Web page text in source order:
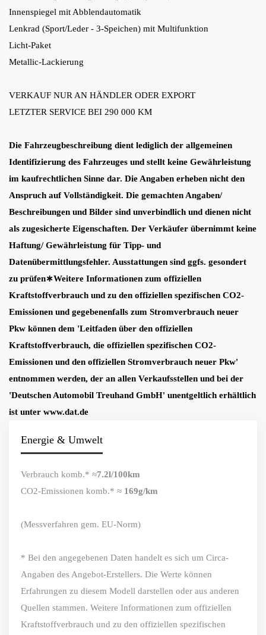
Innenspiegel mit Abblendautomatik
Lenkrad (Sport/Leder - 3-Speichen) mit Multifunktion
Licht-Paket
Metallic-Lackierung
VERKAUF NUR AN HÄNDLER ODER EXPORT
LETZTER SERVICE BEI 290 000 KM
Die Fahrzeugbeschreibung dient lediglich der allgemeinen
Identifizierung des Fahrzeuges und stellt keine Gewährleistung
im kaufrechtlichen Sinne dar. Die Angaben erheben nicht den
Anspruch auf Vollständigkeit. Die gemachten Angaben/
Beschreibungen und Bilder sind unverbindlich und dienen nicht
als zugesicherte Eigenschaften. Der Verkäufer übernimmt keine
Haftung/ Gewährleistung für Tipp- und
Datenübermittlungsfehler. Ausstattungen sind ggfs. gesondert
zu prüfen∗Weitere Informationen zum offiziellen
Kraftstoffverbrauch und zu den offiziellen spezifischen CO2-
Emissionen und gegebenenfalls zum Stromverbrauch neuer
Pkw können dem 'Leitfaden über den offiziellen
Kraftstoffverbrauch, die offiziellen spezifischen CO2-
Emissionen und den offiziellen Stromverbrauch neuer Pkw'
entnommen werden, der an allen Verkaufsstellen und bei der
'Deutschen Automobil Treuhand GmbH' unentgeltlich erhältlich
ist unter www.dat.de
Energie & Umwelt
Verbrauch komb.* ≈7.2l/100km
CO2-Emissionen komb.* ≈ 169g/km
(Messverfahren gem. EU-Norm)
* Bei den angegebenen Daten handelt es sich um Circa-
Angaben des Angebot-Erstellers. Die Werte können
Erfahrungen zu diesem Modell darstellen oder aus anderen
Quellen stammen. Weitere Informationen zum offiziellen
Kraftstoffverbrauch und zu den offiziellen spezifischen